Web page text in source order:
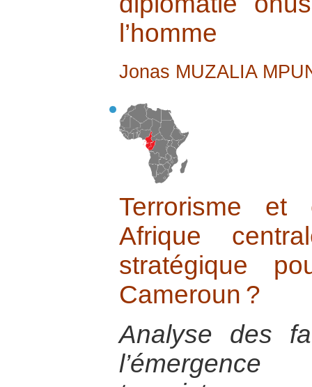
l’homme
Jonas MUZALIA
Terrorisme et
Afrique
stratégique
Cameroun ?
Analyse des